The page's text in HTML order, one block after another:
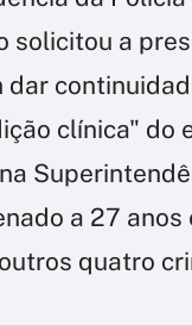
solicitou a
dar
clínica" do
a 27
quatro